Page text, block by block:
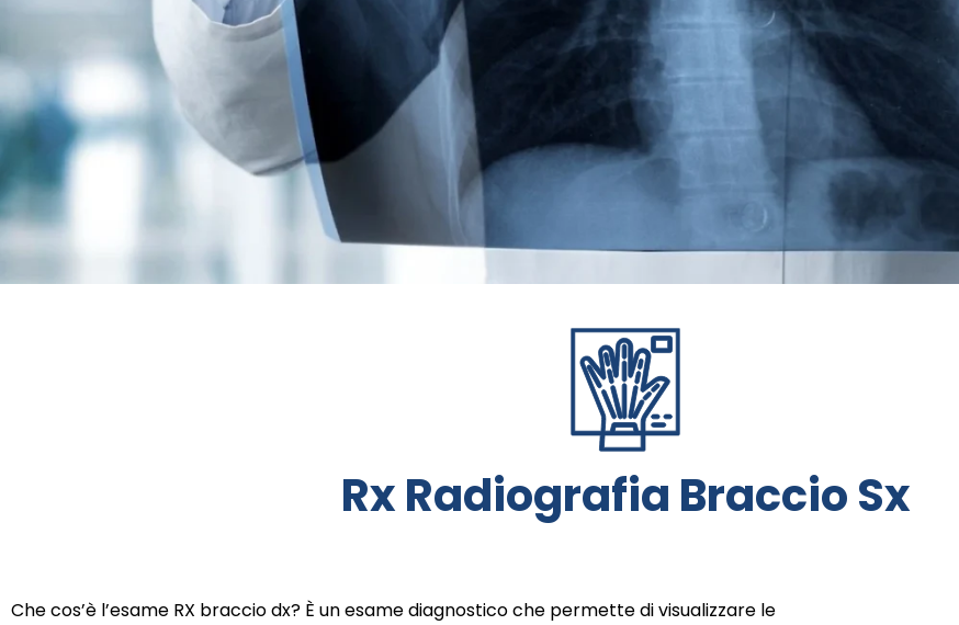
Rx Radiografia Braccio Sx
Che cos’è l’esame RX braccio dx? È un esame diagnostico che permette di visualizzare le